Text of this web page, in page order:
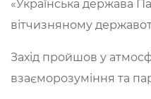
«Українська держава
вітчизняному
Захід пройшов у
взаєморозуміння та